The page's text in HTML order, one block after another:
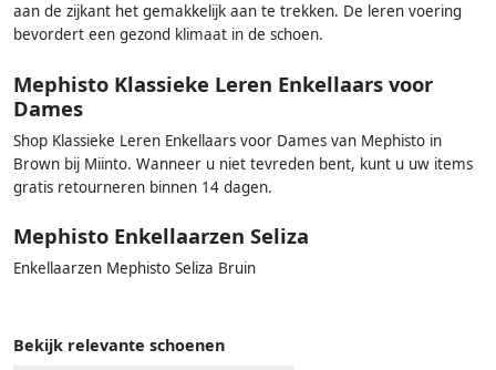
aan de zijkant het gemakkelijk aan te trekken. De leren voering
bevordert een gezond klimaat in de schoen.
Mephisto Klassieke Leren Enkellaars voor
Dames
Shop Klassieke Leren Enkellaars voor Dames van Mephisto in
Brown bij Miinto. Wanneer u niet tevreden bent, kunt u uw items
gratis retourneren binnen 14 dagen.
Mephisto Enkellaarzen Seliza
Enkellaarzen Mephisto Seliza Bruin
Bekijk relevante schoenen